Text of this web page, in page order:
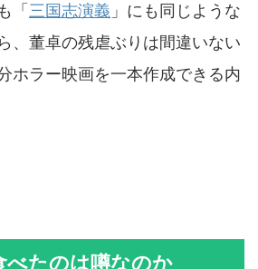
「 三国志演義 」にも同じような
、董卓の残虐ぶりは間違いない
ホラー映画を一本作成できる内
べたのは噂なのか